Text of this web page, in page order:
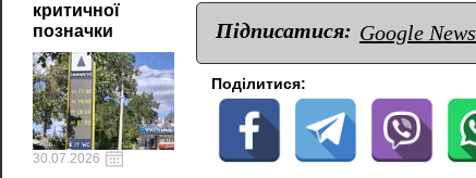
критичної
позначки
30.07.2026
Підписатися: Google News
Поділитися: